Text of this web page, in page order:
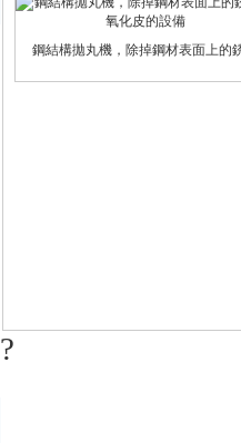
鋼結構拋丸機，除掉鋼材表面上的
?